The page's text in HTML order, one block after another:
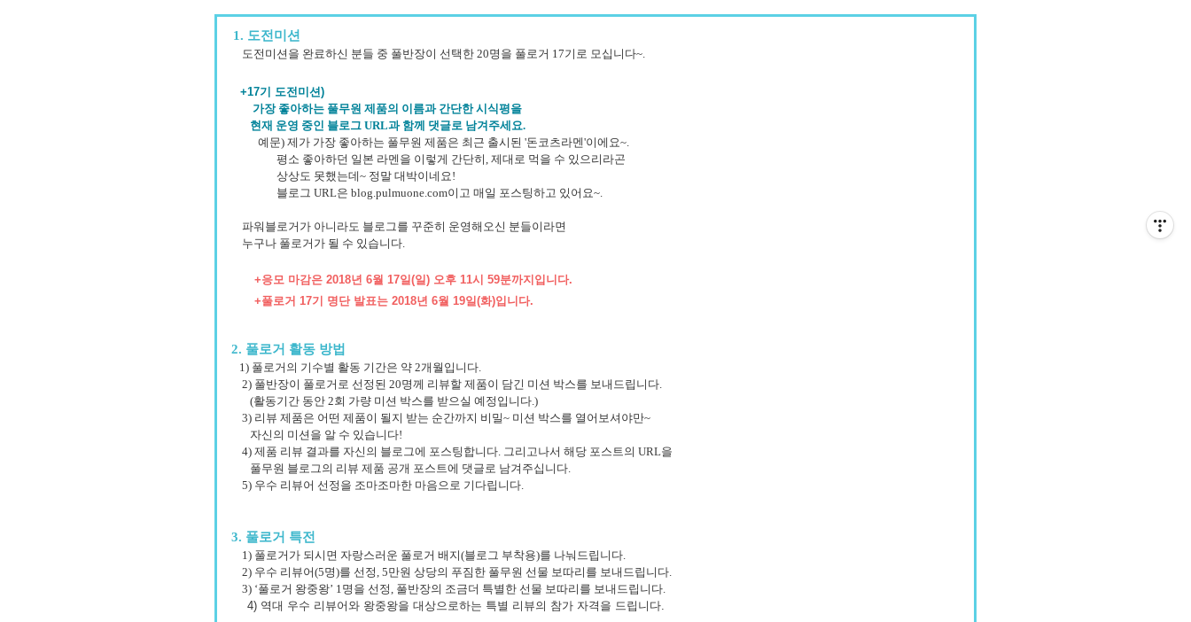
1. 도전미션
도전미션을 완료하신 분들 중 풀반장이 선택한 20명을 풀로거 17기로 모십니다~.
+17기 도전미션)
가장 좋아하는 풀무원 제품의 이름과 간단한 시식평을
현재 운영 중인 블로그 URL과 함께 댓글로 남겨주세요.
예문) 제가 가장 좋아하는 풀무원 제품은 최근 출시된 '돈코츠라멘'이에요~.
평소 좋아하던 일본 라멘을 이렇게 간단히, 제대로 먹을 수 있으리라곤
상상도 못했는데~ 정말 대박이네요!
블로그 URL은 blog.pulmuone.com이고 매일 포스팅하고 있어요~.
파워블로거가 아니라도 블로그를 꾸준히 운영해오신 분들이라면
누구나 풀로거가 될 수 있습니다.
+응모 마감은 2018년 6월 17일(일) 오후 11시 59분까지입니다.
+풀로거 17기 명단 발표는 2018년 6월 19일(화)입니다.
2. 풀로거 활동 방법
1) 풀로거의 기수별 활동 기간은 약 2개월입니다.
2) 풀반장이 풀로거로 선정된 20명께 리뷰할 제품이 담긴 미션 박스를 보내드립니다.
(활동기간 동안 2회 가량 미션 박스를 받으실 예정입니다.)
3) 리뷰 제품은 어떤 제품이 될지 받는 순간까지 비밀~ 미션 박스를 열어보셔야만~
자신의 미션을 알 수 있습니다!
4) 제품 리뷰 결과를 자신의 블로그에 포스팅합니다. 그리고나서 해당 포스트의 URL을
풀무원 블로그 의 리뷰 제품 공개 포스트에 댓글로 남겨주십니다.
5) 우수 리뷰어 선정을 조마조마한 마음으로 기다립니다.
3. 풀로거 특전
1) 풀로거가 되시면 자랑스러운 풀로거 배지(블로그 부착용)를 나눠드립니다.
2) 우수 리뷰어(5명)를 선정, 5만원 상당의 푸짐한 풀무원 선물 보따리를 보내드립니다.
3) ‘풀로거 왕중왕’ 1명을 선정, 풀반장의 조금더 특별한 선물 보따리를 보내드립니다.
4) 역대 우수 리뷰어와 왕중왕을 대상으로하는 특별 리뷰의 참가 자격을 드립니다.